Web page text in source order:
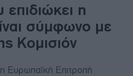
η
σύμφωνο με
Κομισιόν
Ευρωπαϊκή Επιτροπή